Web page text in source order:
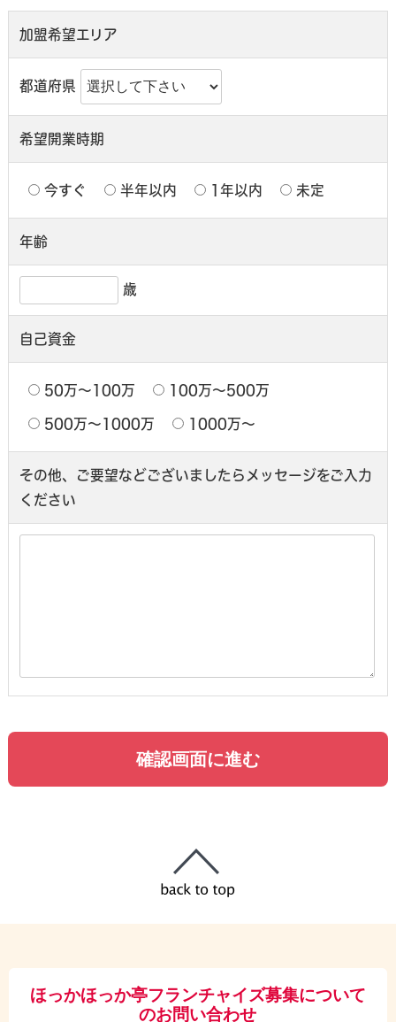
加盟希望エリア
都道府県
希望開業時期
今すぐ 半年以内 1年以内 未定
年齢
歳
自己資金
50万〜100万
100万〜500万
500万〜1000万
1000万〜
その他、ご要望などございましたら メッセージをご入力
ください
ほっかほっか亭フランチャイズ募集について
のお問い合わせ